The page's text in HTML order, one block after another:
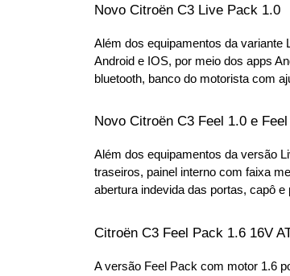
Novo Citroën C3 Live Pack 1.0
Além dos equipamentos da
Android e IOS, por meio dos apps
bluetooth, banco do motorista com
Novo Citroën C3 Feel 1.0 e
Além dos equipamentos da versão
traseiros, painel interno com faixa
abertura indevida das portas, capô
Citroën C3 Feel Pack 1.6 16V
A versão Feel Pack com motor 1.6